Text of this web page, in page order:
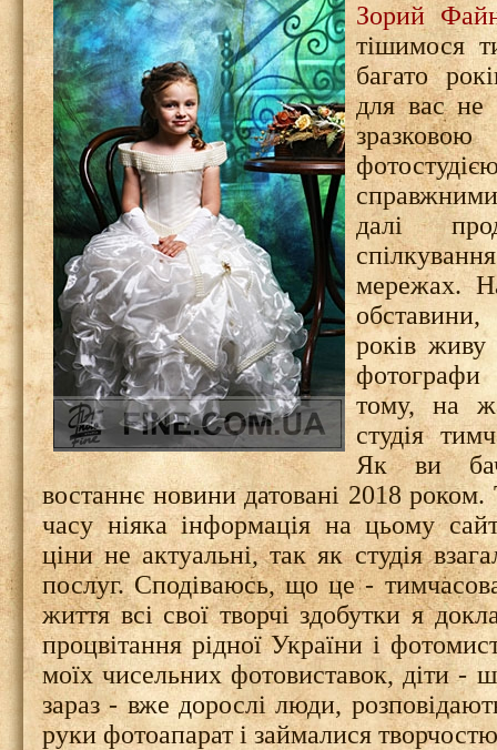
Зорий
тішимося
багато
для вас не
зразковою
далі
мережах.
років живу
тому, на
студія
Як ви
востаннє новини датовані 2018 роком.
часу ніяка інформація на цьому
ціни не актуальні, так як студія
послуг. Сподіваюсь, що це -
життя всі свої творчі здобутки я
процвітання рідної України і
моїх чисельних фотовиставок, діти -
зараз - вже дорослі люди,
руки фотоапарат і займалися